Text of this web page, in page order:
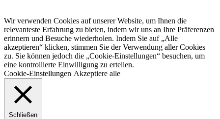
Wir verwenden Cookies auf unserer Website, um Ihnen die
relevanteste Erfahrung zu bieten, indem wir uns an Ihre Präferenzen
erinnern und Besuche wiederholen. Indem Sie auf „Alle
akzeptieren“ klicken, stimmen Sie der Verwendung aller Cookies
zu. Sie können jedoch die „Cookie-Einstellungen“ besuchen, um
eine kontrollierte Einwilligung zu erteilen.
Cookie-Einstellungen Akzeptiere alle
Schließen